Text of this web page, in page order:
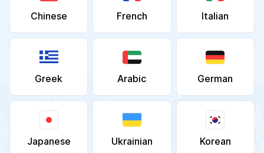
Chinese French Italian
Greek Arabic German
Japanese Ukrainian Korean